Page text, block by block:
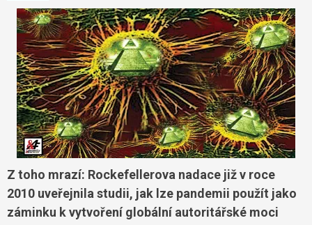
Z toho mrazí: Rockefellerova nadace již v roce
2010 uveřejnila studii, jak lze pandemii použít jako
záminku k vytvoření globální autoritářské moci